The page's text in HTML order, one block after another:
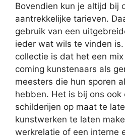
Bovendien kun je altijd bij
aantrekkelijke tarieven.
gebruik van een
ieder wat wils te vinden
collectie is dat het een
coming kunstenaars als
meesters die hun sporen
hebben. Het is bij ons ook
schilderijen op maat te
kunstwerken te laten
werkrelatie of een interne